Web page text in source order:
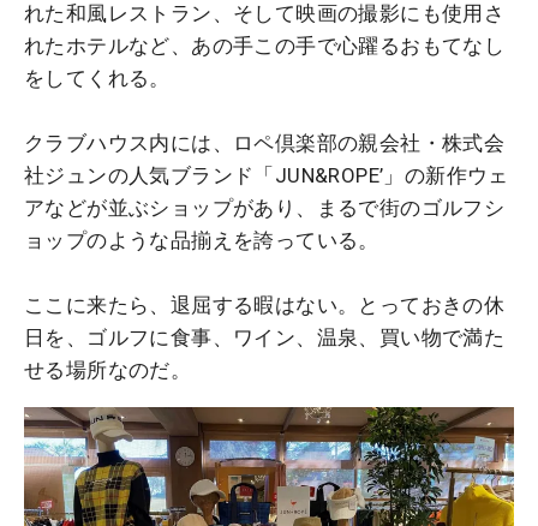
れた和風レストラン、そして映画の撮影にも使用さ
れたホテルなど、あの手この手で心躍るおもてなし
をしてくれる。
クラブハウス内には、ロペ倶楽部の親会社・株式会
社ジュンの人気ブランド「JUN&ROPE’」の新作ウェ
アなどが並ぶショップがあり、まるで街のゴルフシ
ョップのような品揃えを誇っている。
ここに来たら、退屈する暇はない。とっておきの休
日を、ゴルフに食事、ワイン、温泉、買い物で満た
せる場所なのだ。